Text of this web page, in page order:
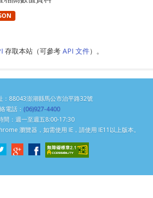
存取本站（可參考 API 文件）。
：88043澎湖縣馬公市治平路32號
電話： (06)927-4400
間：週一至週五8:00-17:30
瀏覽器，如需使用 IE，請使用 IE11以上版本。